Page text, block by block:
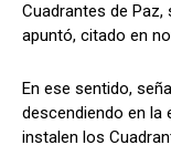
Cuadrantes de
apuntó, citado en
En ese sentido,
descendiendo en la
instalen los